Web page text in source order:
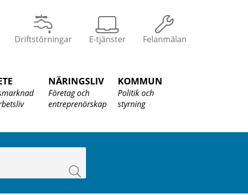
Driftstörningar E-tjänster Felanmälan
NÄRINGSLIV
Företag och
entreprenörskap
KOMMUN
Politik och
styrning
Sök